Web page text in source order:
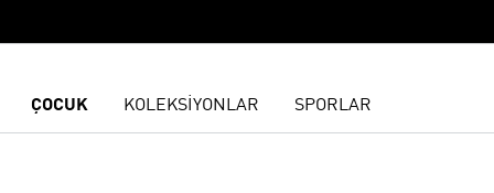
ÇOCUK KOLEKSİYONLAR SPORLAR